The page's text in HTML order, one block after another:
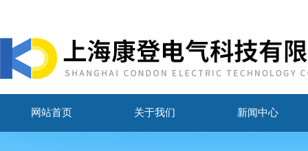
网站首页 关于我们 新闻中心